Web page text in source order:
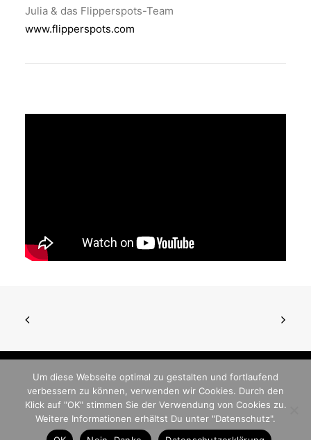
Julia & das Flipperspots-Team
www.flipperspots.com
© 2026 German Pinball Association
- GPA. All rights reserved
Um diese Webseite optimal zu gestalten und fortlaufend
verbessern zu können, verwenden wir Cookies. Durch den
Klick auf "OK" stimmen Sie der Verwendung von Cookies zu.
Weitere Informationen erhältst Du unter "Datenschutz".